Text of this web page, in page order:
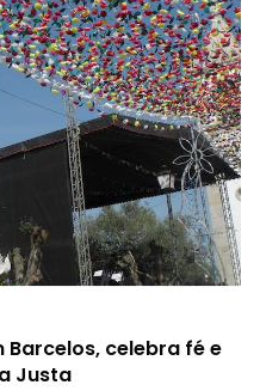
Barcelos, celebra fé e
Justa